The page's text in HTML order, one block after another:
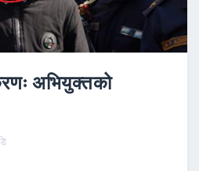
अभियुक्तको